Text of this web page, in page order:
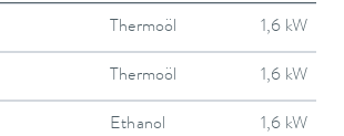
Thermoöl 1,6 kW
Thermoöl 1,6 kW
Ethanol 1,6 kW